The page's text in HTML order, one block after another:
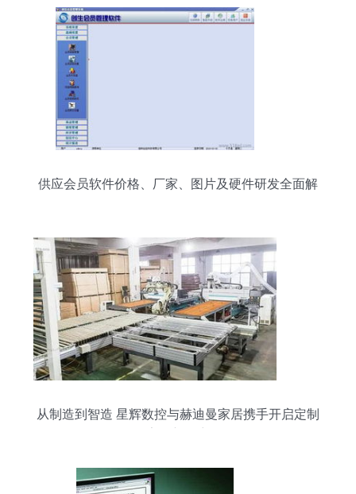
供应会员软件价格、厂家、图片及硬件研发全面解
从制造到智造 星辉数控与赫迪曼家居携手开启定制